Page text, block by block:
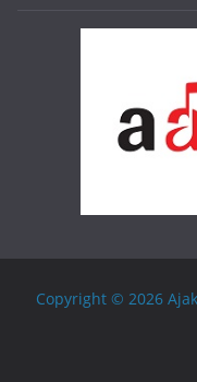
Copyright © 2026